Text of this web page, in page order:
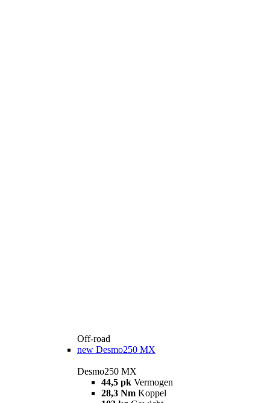
Off-road
new Desmo250 MX
Desmo250 MX
44,5 pk Vermogen
28,3 Nm Koppel